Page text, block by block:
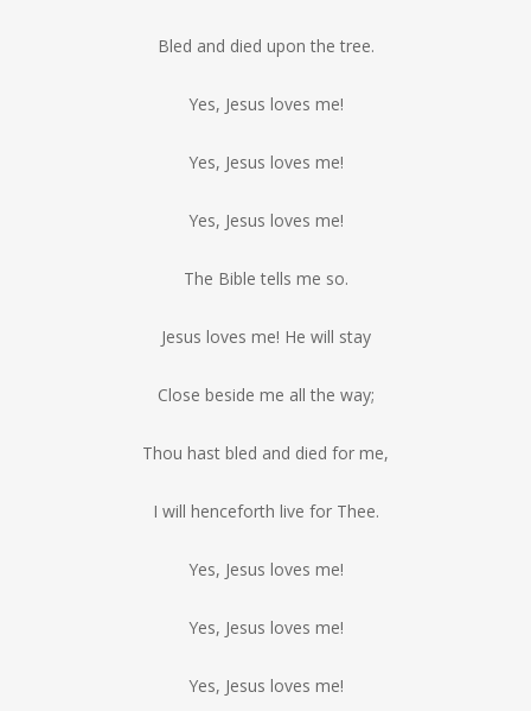
Bled and died upon the tree.
Yes, Jesus loves me!
Yes, Jesus loves me!
Yes, Jesus loves me!
The Bible tells me so.
Jesus loves me! He will stay
Close beside me all the way;
Thou hast bled and died for me,
I will henceforth live for Thee.
Yes, Jesus loves me!
Yes, Jesus loves me!
Yes, Jesus loves me!